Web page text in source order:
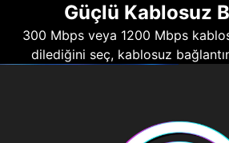
Güçlü Kablosuz
300 Mbps veya 1200 Mbps
dilediğini seç, kablosuz